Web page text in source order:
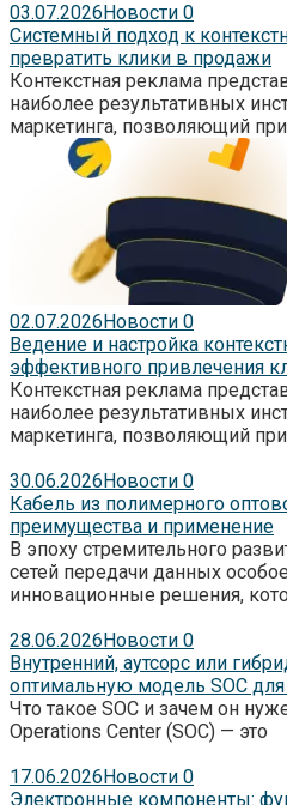
03.07.2026 Новости 0
Системный подход к
превратить клики в продажи
Контекстная реклама
наиболее результативных
маркетинга, позволяющий
02.07.2026 Новости 0
Ведение и настройка
эффективного привлечения
Контекстная реклама
наиболее результативных
маркетинга, позволяющий
30.06.2026 Новости 0
Кабель из полимерного
преимущества и применение
В эпоху стремительного
сетей передачи данных
инновационные решения,
28.06.2026 Новости 0
Внутренний, аутсорс или
оптимальную модель SOC для
Что такое SOC и зачем он
Operations Center (SOC) — это
17.06.2026 Новости 0
Электронные компоненты: